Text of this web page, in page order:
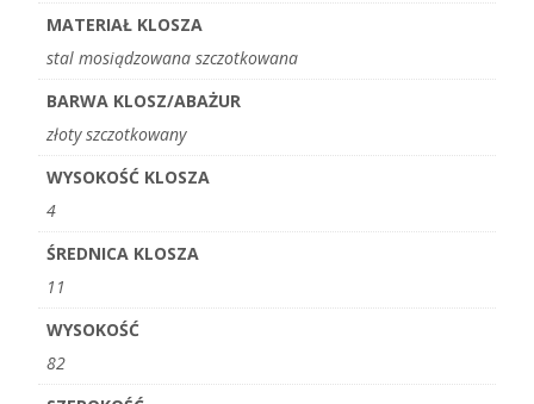
MATERIAŁ KLOSZA
stal mosiądzowana szczotkowana
BARWA KLOSZ/ABAŻUR
złoty szczotkowany
WYSOKOŚĆ KLOSZA
4
ŚREDNICA KLOSZA
11
WYSOKOŚĆ
82